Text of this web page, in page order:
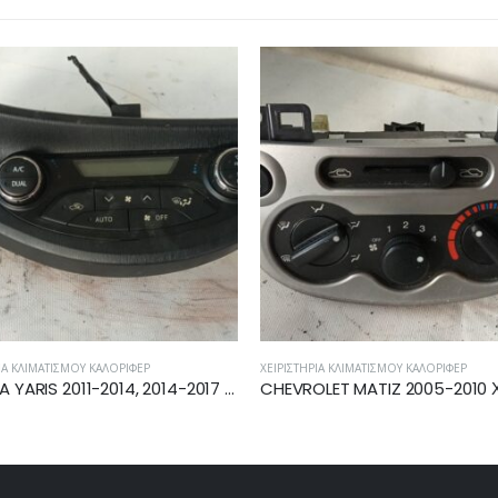
ΚΛΙΜΑΤΙΣΜΟΎ ΚΑΛΟΡΙΦΈΡ
CHEVROLET MATIZ 2005-2010 ΧΕΙΡΙΣΤΗΡΙΟ ΚΑΛΟΡΙΦΕΡ ΚΛΙΜΑΤΙΣΜΟΥ 9C24
ΧΕΙΡΙΣΤΉΡΙΑ ΚΛΙΜΑΤΙΣΜΟΎ ΚΑΛΟΡΙΦΈΡ